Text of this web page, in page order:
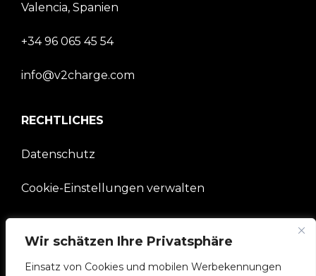
Wir schätzen Ihre Privatsphäre
Einsatz von Cookies und mobilen Werbekennungen
Valencia, Spanien
+34 96 065 45 54
info@v2charge.com
RECHTLICHES
Datenschutz
Cookie-Einstellungen verwalten
UNTERNEHMEN
V2C-Gemeinschaft